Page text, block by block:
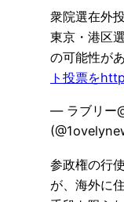
衆院選在外
東京・港区
の可能性があ
ト投票を
— ラブリー
参政権の行
が、海外に